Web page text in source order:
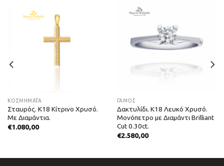
ΚΟΣΜΗΜΑΤΑ
Σταυρός. Κ18 Κίτρινο Χρυσό.
Με Διαμάντια.
€1.080,00
ΓΑΜΟΣ
Δακτυλίδι. Κ18 Λευκό Χρυσό.
Μονόπετρο με Διαμάντι Brilliant
Cut 0.30ct.
€2.580,00